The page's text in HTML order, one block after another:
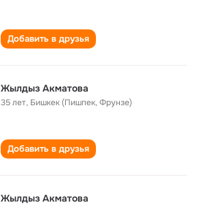
Добавить в друзья
Жылдыз Акматова
35 лет, Бишкек (Пишпек, Фрунзе)
Добавить в друзья
Жылдыз Aкматова